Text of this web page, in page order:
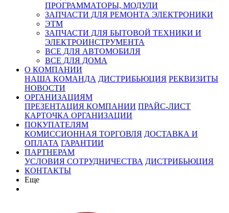
ПРОГРАММАТОРЫ, МОДУЛИ
ЗАПЧАСТИ ДЛЯ РЕМОНТА ЭЛЕКТРОНИКИ
ЭТМ
ЗАПЧАСТИ ДЛЯ БЫТОВОЙ ТЕХНИКИ И
ЭЛЕКТРОИНСТРУМЕНТА
ВСЕ ДЛЯ АВТОМОБИЛЯ
ВСЕ ДЛЯ ДОМА
О КОМПАНИИ
НАША КОМАНДА ДИСТРИБЬЮЦИЯ РЕКВИЗИТЫ
НОВОСТИ
ОРГАНИЗАЦИЯМ
ПРЕЗЕНТАЦИЯ КОМПАНИИ ПРАЙС-ЛИСТ
КАРТОЧКА ОРГАНИЗАЦИИ
ПОКУПАТЕЛЯМ
КОМИССИОННАЯ ТОРГОВЛЯ ДОСТАВКА И
ОПЛАТА ГАРАНТИИ
ПАРТНЕРАМ
УСЛОВИЯ СОТРУДНИЧЕСТВА ДИСТРИБЬЮЦИЯ
КОНТАКТЫ
Еще